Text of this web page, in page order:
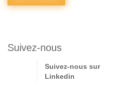
Suivez-nous
Suivez-nous sur
Linkedin